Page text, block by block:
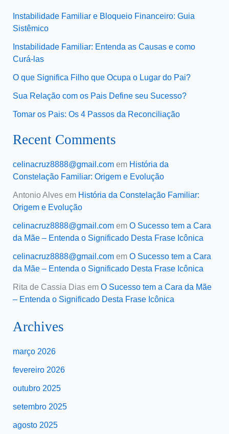
Instabilidade Familiar e Bloqueio Financeiro: Guia
Sistêmico
Instabilidade Familiar: Entenda as Causas e como
Curá-las
O que Significa Filho que Ocupa o Lugar do Pai?
Sua Relação com os Pais Define seu Sucesso?
Tomar os Pais: Os 4 Passos da Reconciliação
Recent Comments
celinacruz8888@gmail.comem História da
Constelação Familiar: Origem e Evolução
Antonio Alvesem História da Constelação Familiar:
Origem e Evolução
celinacruz8888@gmail.comem O Sucesso tem a Cara
da Mãe – Entenda o Significado Desta Frase Icônica
celinacruz8888@gmail.comem O Sucesso tem a Cara
da Mãe – Entenda o Significado Desta Frase Icônica
Rita de Cassia Diasem O Sucesso tem a Cara da Mãe
– Entenda o Significado Desta Frase Icônica
Archives
março 2026
fevereiro 2026
outubro 2025
setembro 2025
agosto 2025